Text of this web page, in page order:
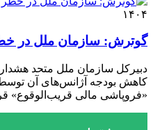
۱۴۰۴
گوترش: سازمان ملل در
دبیرکل سازمان ملل متحد
کاهش بودجه آژانس‌های آن
«فروپاشی مالی قریب‌الوقوع»